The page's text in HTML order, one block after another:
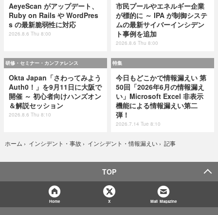
AeyeScan がアップデート、
Ruby on Rails や WordPres
s の最新脆弱性に対応
2026.8.6 Thu 8:00
市民プールやエネルギー企業
が標的に ～ IPA が制御システ
ムの最新サイバーインシデン
ト事例を追加
2026.8.6 Thu 8:00
研修・セミナー・カンファレンス
Okta Japan「さわってみよう
Auth0！」を9月11日に大阪で
開催 ～ 初心者向けハンズオン
＆解説セッション
2026.8.6 Thu 8:10
特集
今日もどこかで情報漏えい 第
50回「2026年6月の情報漏え
い」Microsoft Excel 非表示
機能による情報漏えい第二
弾！
2026.7.14 Tue 8:10
ホーム › インシデント・事故 › インシデント・情報漏えい › 記事
TOP
Home X Mail Magazine